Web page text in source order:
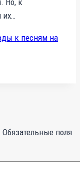
Но, к
их…
к песням на
Обязательные поля